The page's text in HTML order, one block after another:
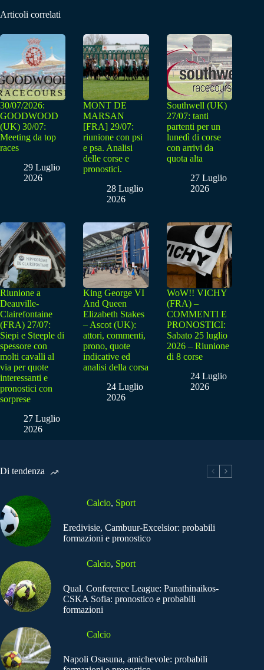
Articoli correlati
30/07/2026:
GOODWOOD
(UK) 30/07:
Meeting da top
races
29 Luglio
2026
MONT DE
MARSAN
[FRA] 29/07:
riunione con psi
e psa. Analisi
delle corse e
pronostici.
28 Luglio
2026
Southwell (UK)
27/07: tanti
partenti per un
lunedì di corse
con arrivi da
quota alta
27 Luglio
2026
Riunione a
Deauville-
Clairefontaine
(FRA) 27/07:
Siepi e Steeple di
spessore con
molti cavalli al
via per quote
interessanti e
pronostici con
sorprese
27 Luglio
2026
King George VI
And Queen
Elizabeth Stakes
– Ascot (UK):
attori, commenti,
prono, quote
indicative ed
analisi della corsa
24 Luglio
2026
WoW!! VICHY
(FRA) –
COMMENTI E
PRONOSTICI:
Sabato 25 luglio
2026 – Riunione
di 8 corse
24 Luglio
2026
Di tendenza
Calcio, Sport
Eredivisie, Cambuur-Excelsior: probabili
formazioni e pronostico
Calcio, Sport
Qual. Conference League: Panathinaikos-
CSKA Sofia: pronostico e probabili
formazioni
Calcio
Napoli Osasuna, amichevole: probabili